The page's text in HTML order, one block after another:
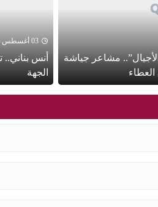
مشاعر جياشة
03 أغسطس 2026 - 02:50
أنس بناني..
الجهة